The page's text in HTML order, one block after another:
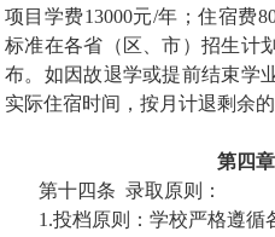
项目学费13000元/年；住宿费
标准在各省（区、市）招生计
布。如因故退学或提前结束学
实际住宿时间，按月计退剩余
第四章
第十四条 录取原则：
1.投档原则：学校严格遵循